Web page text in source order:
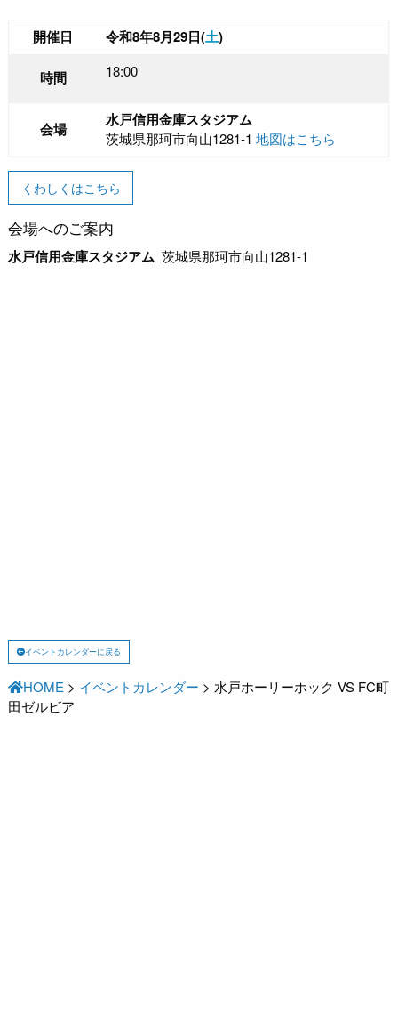
開催日 令和8年8月29日(土)
時間 18:00
会場 水戸信用金庫スタジアム
茨城県那珂市向山1281-1 地図はこちら
くわしくはこちら
会場へのご案内
水戸信用金庫スタジアム 茨城県那珂市向山1281-1
イベントカレンダーに戻る
HOME > イベントカレンダー > 水戸ホーリーホック VS FC町
田ゼルビア